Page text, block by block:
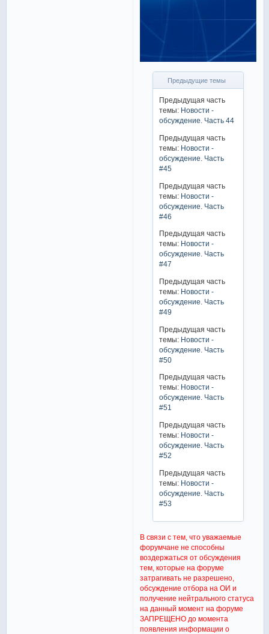
Предыдущие темы
Предыдущая часть
темы: Новости -
обсуждение. Часть 44
Предыдущая часть
темы: Новости -
обсуждение. Часть
#45
Предыдущая часть
темы: Новости -
обсуждение. Часть
#46
Предыдущая часть
темы: Новости -
обсуждение. Часть
#47
Предыдущая часть
темы: Новости -
обсуждение. Часть
#49
Предыдущая часть
темы: Новости -
обсуждение. Часть
#50
Предыдущая часть
темы: Новости -
обсуждение. Часть
#51
Предыдущая часть
темы: Новости -
обсуждение. Часть
#52
Предыдущая часть
темы: Новости -
обсуждение. Часть
#53
В связи с тем, что уважаемые
форумчане не способны
воздержаться от обсуждения
тем, которые на форуме
затрагивать не разрешено,
обсуждение отбора на ОИ и
получение нейтрального статуса
на данный момент на форуме
ЗАПРЕЩЕНО до момента
появления информации о